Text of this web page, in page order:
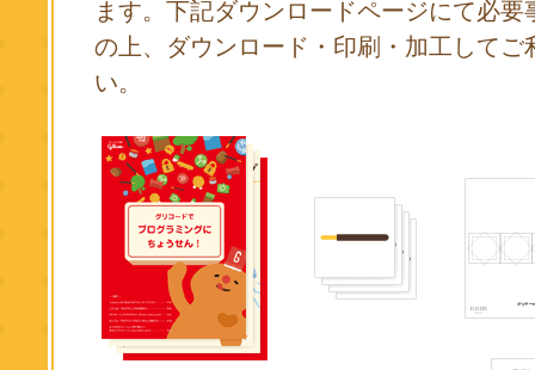
ます。下記ダウンロードページにて必要
の上、ダウンロード・印刷・加工してご
い。